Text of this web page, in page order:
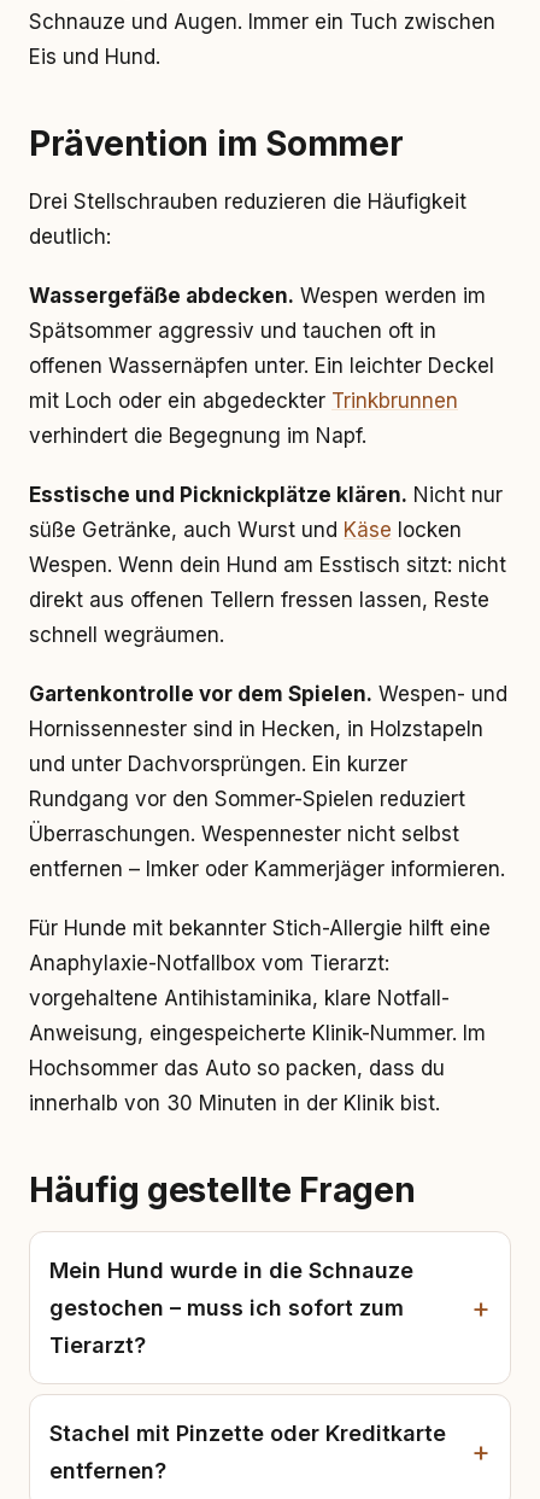
Schnauze und Augen. Immer ein Tuch zwischen
Eis und Hund.
Prävention im Sommer
Drei Stellschrauben reduzieren die Häufigkeit
deutlich:
Wassergefäße abdecken. Wespen werden im
Spätsommer aggressiv und tauchen oft in
offenen Wassernäpfen unter. Ein leichter Deckel
mit Loch oder ein abgedeckter Trinkbrunnen
verhindert die Begegnung im Napf.
Esstische und Picknickplätze klären. Nicht nur
süße Getränke, auch Wurst und Käse locken
Wespen. Wenn dein Hund am Esstisch sitzt: nicht
direkt aus offenen Tellern fressen lassen, Reste
schnell wegräumen.
Gartenkontrolle vor dem Spielen. Wespen- und
Hornissennester sind in Hecken, in Holzstapeln
und unter Dachvorsprüngen. Ein kurzer
Rundgang vor den Sommer-Spielen reduziert
Überraschungen. Wespennester nicht selbst
entfernen – Imker oder Kammerjäger informieren.
Für Hunde mit bekannter Stich-Allergie hilft eine
Anaphylaxie-Notfallbox vom Tierarzt:
vorgehaltene Antihistaminika, klare Notfall-
Anweisung, eingespeicherte Klinik-Nummer. Im
Hochsommer das Auto so packen, dass du
innerhalb von 30 Minuten in der Klinik bist.
Häufig gestellte Fragen
Mein Hund wurde in die Schnauze
gestochen – muss ich sofort zum
Tierarzt?
Stachel mit Pinzette oder Kreditkarte
entfernen?